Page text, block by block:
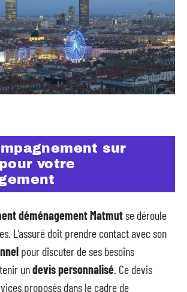
sur
votre
déménagement Matmutse déroule
L’assuré doit prendre contact avec son
pour discuter de ses besoins
undevis personnalisé . Ce devis
proposés dans le cadre de